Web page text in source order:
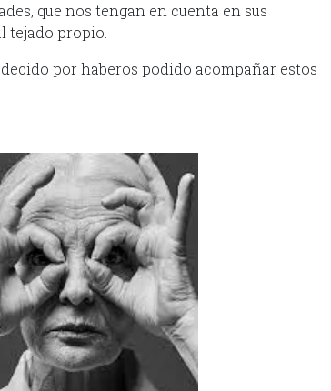
que nos tengan en cuenta en sus
tejado propio.
por haberos podido acompañar estos